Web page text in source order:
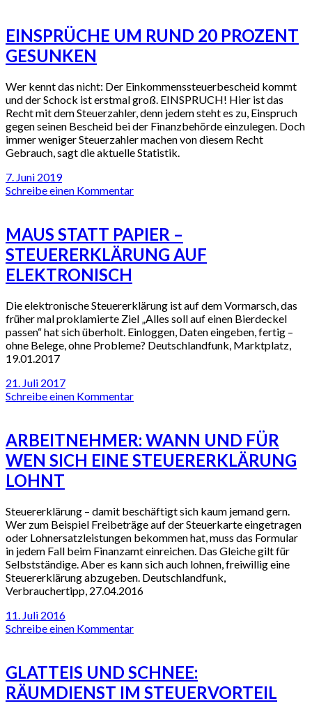
EINSPRÜCHE UM RUND 20 PROZENT
GESUNKEN
Wer kennt das nicht: Der Einkommenssteuerbescheid kommt
und der Schock ist erstmal groß. EINSPRUCH! Hier ist das
Recht mit dem Steuerzahler, denn jedem steht es zu, Einspruch
gegen seinen Bescheid bei der Finanzbehörde einzulegen. Doch
immer weniger Steuerzahler machen von diesem Recht
Gebrauch, sagt die aktuelle Statistik.
7. Juni 2019
Schreibe einen Kommentar
MAUS STATT PAPIER –
STEUERERKLÄRUNG AUF
ELEKTRONISCH
Die elektronische Steuererklärung ist auf dem Vormarsch, das
früher mal proklamierte Ziel „Alles soll auf einen Bierdeckel
passen“ hat sich überholt. Einloggen, Daten eingeben, fertig –
ohne Belege, ohne Probleme? Deutschlandfunk, Marktplatz,
19.01.2017
21. Juli 2017
Schreibe einen Kommentar
ARBEITNEHMER: WANN UND FÜR
WEN SICH EINE STEUERERKLÄRUNG
LOHNT
Steuererklärung – damit beschäftigt sich kaum jemand gern.
Wer zum Beispiel Freibeträge auf der Steuerkarte eingetragen
oder Lohnersatzleistungen bekommen hat, muss das Formular
in jedem Fall beim Finanzamt einreichen. Das Gleiche gilt für
Selbstständige. Aber es kann sich auch lohnen, freiwillig eine
Steuererklärung abzugeben. Deutschlandfunk,
Verbrauchertipp, 27.04.2016
11. Juli 2016
Schreibe einen Kommentar
GLATTEIS UND SCHNEE:
RÄUMDIENST IM STEUERVORTEIL